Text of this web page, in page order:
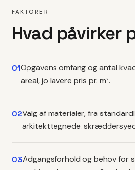
FAKTORER
Hvad påvirker
01Opgavens omfang og antal
areal, jo lavere pris pr. m².
02Valg af materialer, fra
arkitekttegnede,
03Adgangsforhold og behov for